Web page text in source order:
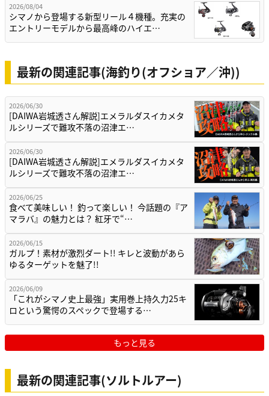
2026/08/04
シマノから登場する新型リール４機種。充実の
エントリーモデルから最高峰のハイエ…
最新の関連記事(海釣り(オフショア／沖))
2026/06/30
[DAIWA岩城透さん解説]エメラルダスイカメタ
ルシリーズで難攻不落の沼津エ…
2026/06/30
[DAIWA岩城透さん解説]エメラルダスイカメタ
ルシリーズで難攻不落の沼津エ…
2026/06/25
食べて美味しい！ 釣って楽しい！ 今話題の『ア
マラバ』の魅力とは？ 紅牙で“…
2026/06/15
ガルプ！素材が激烈ダート!! キレと波動があら
ゆるターゲットを魅了!!
2026/06/09
「これがシマノ史上最強」実用巻上持久力25キ
ロという驚愕のスペックで登場する…
もっと見る
最新の関連記事(ソルトルアー)